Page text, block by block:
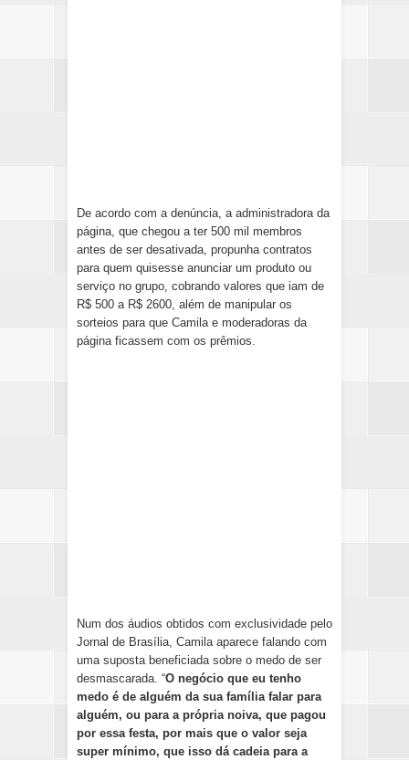
De acordo com a denúncia, a administradora da
página, que chegou a ter 500 mil membros
antes de ser desativada, propunha contratos
para quem quisesse anunciar um produto ou
serviço no grupo, cobrando valores que iam de
R$ 500 a R$ 2600, além de manipular os
sorteios para que Camila e moderadoras da
página ficassem com os prêmios.
Num dos áudios obtidos com exclusividade pelo
Jornal de Brasília, Camila aparece falando com
uma suposta beneficiada sobre o medo de ser
desmascarada. “O negócio que eu tenho
medo é de alguém da sua família falar para
alguém, ou para a própria noiva, que pagou
por essa festa, por mais que o valor seja
super mínimo, que isso dá cadeia para a